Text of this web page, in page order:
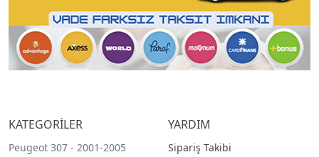
KATEGORİLER
Peugeot 307 - 2001-2005
YARDIM
Sipariş Takibi